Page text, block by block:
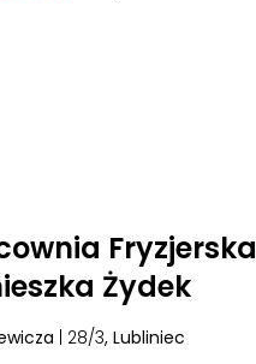
Fryzjerska
Żydek
| 28/3, Lubliniec